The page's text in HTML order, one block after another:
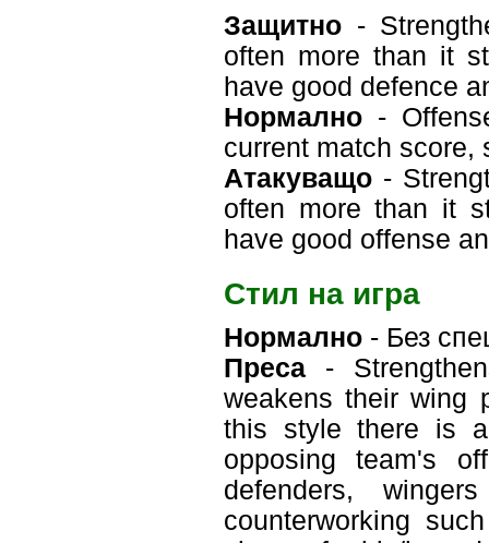
Защитно -
often more than it
have good defence
Нормално -
current match score,
Атакуващо -
often more than it
have good offense
Стил на игра
Нормално - Без
Преса -
weakens their wing
this style there is
opposing team's
defenders,
counterworking